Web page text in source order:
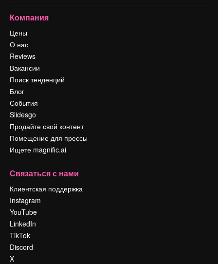
Компания
Цены
О нас
Reviews
Вакансии
Поиск тенденций
Блог
События
Slidesgo
Продайте свой контент
Помещение для прессы
Ищете magnific.ai
Связаться с нами
Клиентская поддержка
Instagram
YouTube
LinkedIn
TikTok
Discord
X